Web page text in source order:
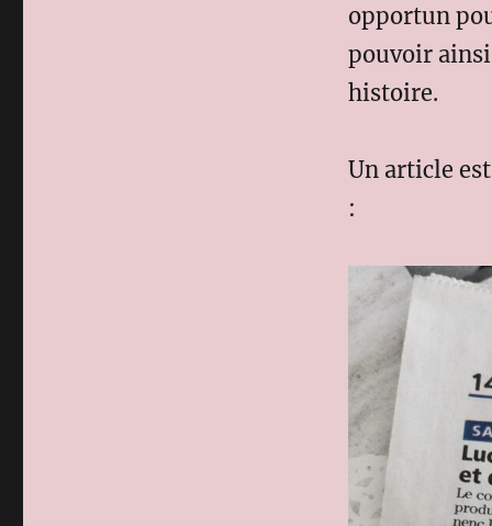
opportun
pouvoir
histoire.
Un article
: